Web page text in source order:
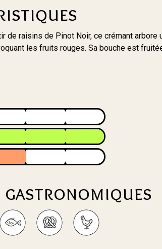
de raisins de Pinot Noir, ce crémant
les fruits rouges. Sa bouche est